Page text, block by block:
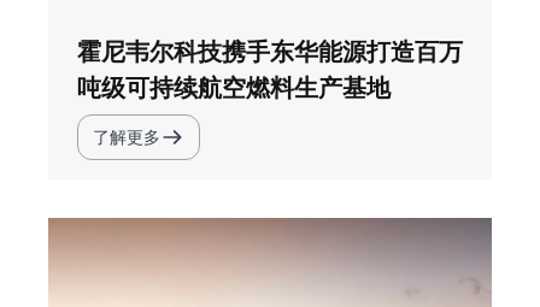
霍尼韦尔科技携手东华能源打造百万
吨级可持续航空燃料生产基地
了解更多